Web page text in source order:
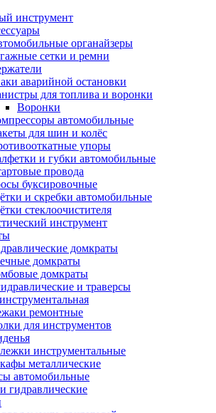
инструмент
органайзеры
сетки и ремни
аварийной остановки
для топлива и воронки
Воронки
автомобильные
для шин и колёс
упоры
и губки автомобильные
провода
буксировочные
и скребки автомобильные
стеклоочистителя
инструмент
домкраты
домкраты
домкраты
и траверсы
ремонтные
для инструментов
инструментальные
металлические
автомобильные
гидравлические